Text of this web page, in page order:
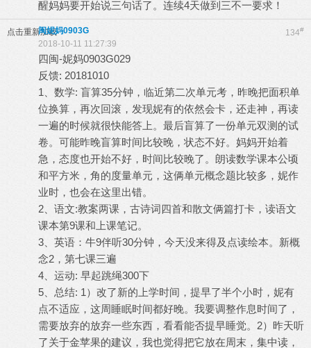
醒妈妈要开始说三句话了。连续4天做到三不一要求！
点击重新加载 134#
闽妮妈0903G
2018-10-11 11:27:39
四闽-妮妈0903G029
反馈: 20181010
1、数学: 盲算35分钟，临近第二次单元考，昨晚把面积单
位换算，再次回滚，发现妮有的依然会卡，还走神，再读
一遍的时候就很快能答上。最后盲算了一份单元双测的试
卷。可能昨晚盲算时间比较晚，状态不好。妈妈开始着
急，态度也开始不好，时间比较晚了。朗读数学课本公顷
和平方米，角的度量单元，这俩单元概念题比较多，妮作
业时，也会在这里出错。
2、语文:教案两课，古诗词四首和散文俩篇打卡，读语文
课本第9课和上课笔记。
3、英语：牛9伴听30分钟，今天没来得及点读绘本。新概
念2，第七课三遍
4、运动: 早起跳绳300下
5、总结: 1）改了新的上学时间，提早了半个小时，妮有
点不适应，这周睡眠时间都好晚。我要调整作息时间了，
需要放弃的放弃一些东西，看看能否提早睡觉。2）昨天听
了关于金苹果的建议，我也觉得把它放在周末，集中读，